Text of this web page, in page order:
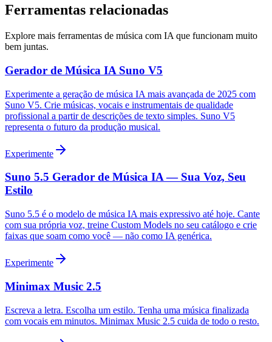
Ferramentas relacionadas
Explore mais ferramentas de música com IA que funcionam muito
bem juntas.
Gerador de Música IA Suno V5
Experimente a geração de música IA mais avançada de 2025 com
Suno V5. Crie músicas, vocais e instrumentais de qualidade
profissional a partir de descrições de texto simples. Suno V5
representa o futuro da produção musical.
Experimente
Suno 5.5 Gerador de Música IA — Sua Voz, Seu
Estilo
Suno 5.5 é o modelo de música IA mais expressivo até hoje. Cante
com sua própria voz, treine Custom Models no seu catálogo e crie
faixas que soam como você — não como IA genérica.
Experimente
Minimax Music 2.5
Escreva a letra. Escolha um estilo. Tenha uma música finalizada
com vocais em minutos. Minimax Music 2.5 cuida de todo o resto.